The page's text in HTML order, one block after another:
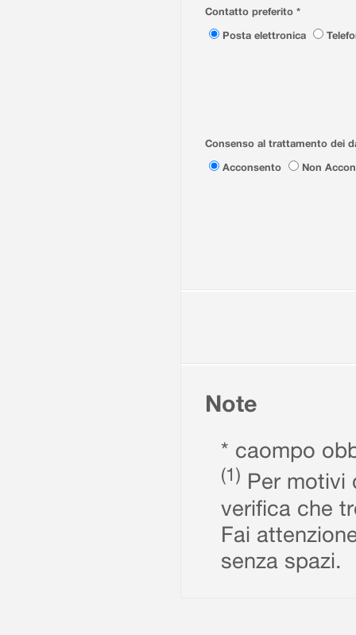
Contatto preferito *
Posta elettronica
Consenso al trattamento dei
Acconsento
Non
Note
* caompo
(1) Per motivi
verifica che
Fai
senza spazi.